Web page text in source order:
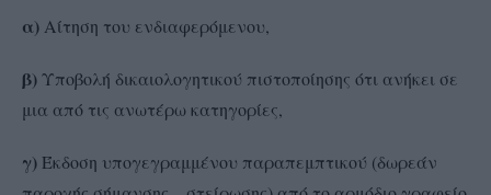
α) Αίτηση του ενδιαφερόμενου,
β)Υποβολή δικαιολογητικού πιστοποίησης ότι ανήκει σε
μια από τις ανωτέρω κατηγορίες,
γ) Έκδοση υπογεγραμμένου παραπεμπτικού (δωρεάν